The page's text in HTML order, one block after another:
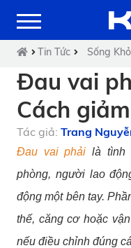
Tin Tức Sống
Đau vai
Cách
Tác giả: Trang
Đau vai phải là tình
phòng, người lao
động một bên tay.
thế, căng cơ hoặc
nếu điều chỉnh đúng